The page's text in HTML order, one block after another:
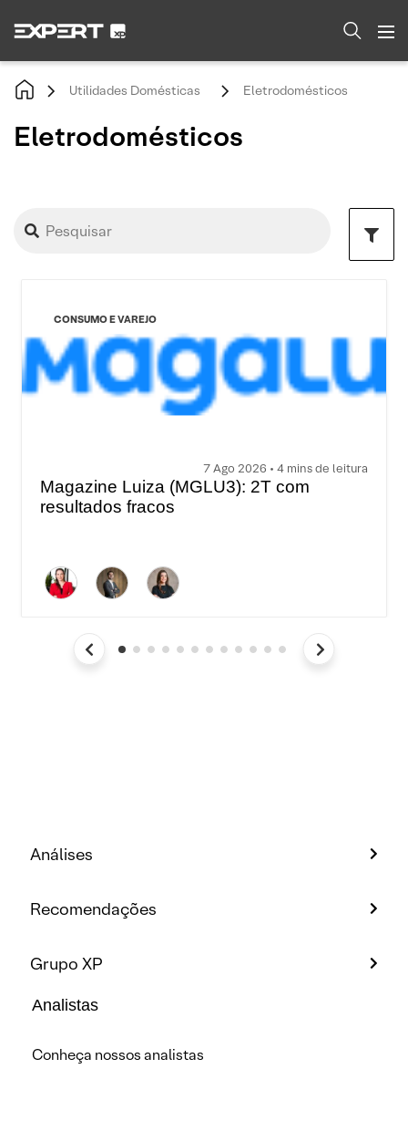
Utilidades Domésticas Eletrodomésticos
Eletrodomésticos
CONSUMO E VAREJO
7 Ago 2026 • 4 mins de leitura
Magazine Luiza (MGLU3): 2T com
resultados fracos
Análises
Recomendações
Grupo XP
Analistas
Conheça nossos analistas